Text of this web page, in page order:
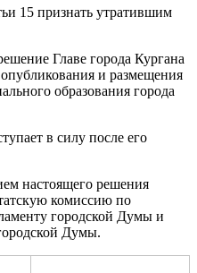
15 признать утратившим
Главе города Кургана
и размещения
образования города
в силу после его
настоящего решения
комиссию по
городской Думы и
Думы.